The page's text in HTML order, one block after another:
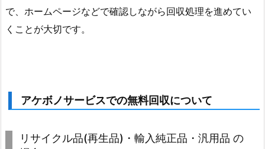
で、ホームページなどで確認しながら回収処理を進めてい
くことが大切です。
アケボノサービスでの無料回収について
リサイクル品(再生品)・輸入純正品・汎用品 の